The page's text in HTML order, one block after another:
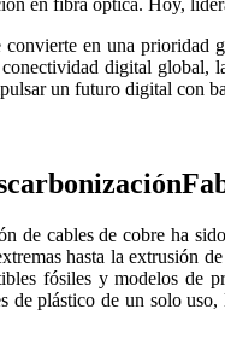
en una prioridad
digital global,
un futuro digital con
de cables de cobre ha
hasta la extrusión
fósiles y modelos de
de plástico de un solo